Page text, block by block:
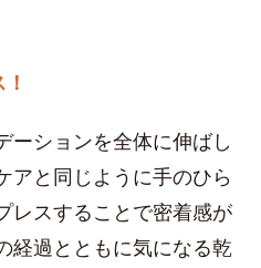
ーションを全体に伸ばし
アと同じように手のひら
レスすることで密着感が
経過とともに気になる乾